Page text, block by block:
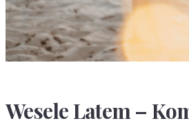
Wesele Latem –